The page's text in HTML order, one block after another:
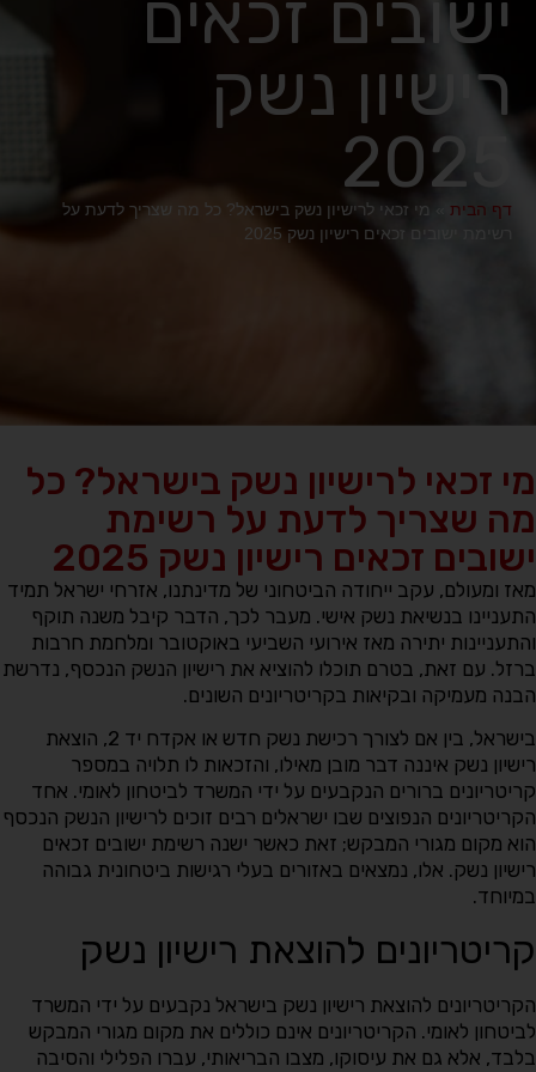
ישובים זכאים
רישיון נשק
2025
דף הבית
מי זכאי לרישיון נשק בישראל? כל מה שצריך לדעת על
רשימת ישובים זכאים רישיון נשק 2025
מי זכאי לרישיון נשק בישראל? כל
מה שצריך לדעת על רשימת
ישובים זכאים רישיון נשק 2025
מאז ומעולם, עקב ייחודה הביטחוני של מדינתנו, אזרחי ישראל תמיד
התעניינו בנשיאת נשק אישי. מעבר לכך, הדבר קיבל משנה תוקף
והתעניינות יתירה מאז אירועי השביעי באוקטובר ומלחמת חרבות
ברזל. עם זאת, בטרם תוכלו להוציא את רישיון הנשק הנכסף, נדרשת
הבנה מעמיקה ובקיאות בקריטריונים השונים.
בישראל, בין אם לצורך רכישת נשק חדש או אקדח יד 2, הוצאת
רישיון נשק איננה דבר מובן מאילו, והזכאות לו תלויה במספר
קריטריונים ברורים הנקבעים על ידי המשרד לביטחון לאומי. אחד
הקריטריונים הנפוצים שבו ישראלים רבים זוכים לרישיון הנשק הנכסף
הוא מקום מגורי המבקש; זאת כאשר ישנה רשימת ישובים זכאים
רישיון נשק. אלו, נמצאים באזורים בעלי רגישות ביטחונית גבוהה
במיוחד.
קריטריונים להוצאת רישיון נשק
הקריטריונים להוצאת רישיון נשק בישראל נקבעים על ידי המשרד
לביטחון לאומי. הקריטריונים אינם כוללים את מקום מגורי המבקש
בלבד, אלא גם את עיסוקו, מצבו הבריאותי, עברו הפלילי והסיבה